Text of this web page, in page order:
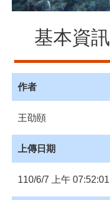
服
專
頁
入
基本資訊
作者
王劭頤
上傳日期
110/6/7 上午 07:52:01